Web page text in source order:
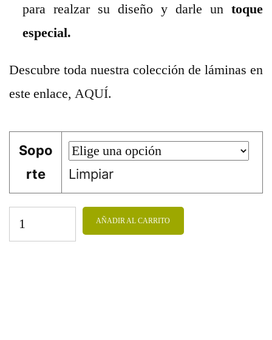
para realzar su diseño y darle un toque
especial.
Descubre toda nuestra colección de láminas en
este enlace, AQUÍ.
Sopo
rte
Limpiar
AÑADIR AL CARRITO